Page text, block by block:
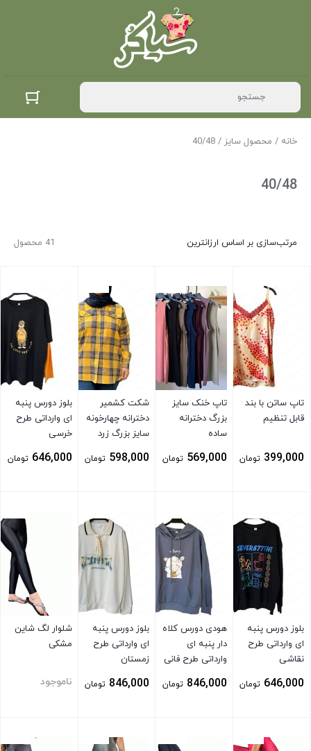
خانه / محصول سایز / 40/48
40/48
41 محصول مرتب‌سازی بر اساس ارزانترین
تاپ ساتن با بند
قابل تنظیم
399,000 تومان
تاپ خنک سایز
بزرگ دخترانه
ساده
569,000 تومان
شکت کشمیر
دخترانه چهارخونه
سایز بزرگ زرد
598,000 تومان
بلوز دورس پنبه
ای وارداتی طرح
خرسی
646,000 تومان
بلوز دورس پنبه
ای وارداتی طرح
نقاشی
646,000 تومان
هودی دورس کلاه
دار پنبه ای
وارداتی طرح فانی
846,000 تومان
بلوز دورس پنبه
ای وارداتی طرح
زمستان
846,000 تومان
شلوار لگ شاین
مشکی
ناموجود